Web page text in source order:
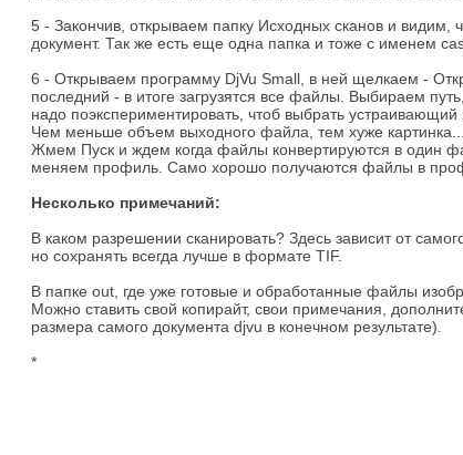
5 - Закончив, открываем папку Исходных сканов и
документ. Так же есть еще одна папка и тоже с именем
6 - Открываем программу DjVu Small, в ней щелкаем -
последний - в итоге загрузятся все файлы. Выбираем
надо поэкспериментировать, чтоб выбрать устраивающий
Чем меньше объем выходного файла, тем хуже картинка...
Жмем Пуск и ждем когда файлы конвертируются в один
меняем профиль. Само хорошо получаются файлы в
Несколько примечаний:
В каком разрешении сканировать? Здесь зависит от
но сохранять всегда лучше в формате TIF.
В папке out, где уже готовые и обработанные файлы
Можно ставить свой копирайт, свои примечания,
размера самого документа djvu в конечном результате).
*